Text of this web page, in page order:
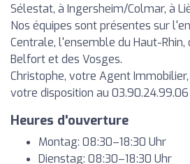
Sélestat, à Ingersheim/Colmar, à
Nos équipes sont présentes sur
Centrale, l'ensemble du Haut-Rhin,
Belfort et des Vosges.
Christophe, votre Agent
votre disposition au 03.90.24.99.06
Heures d'ouverture
Montag: 08:30–18:30 Uhr
Dienstag: 08:30–18:30 Uhr